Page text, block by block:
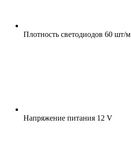
Плотность светодиодов 60 шт/м
Напряжение питания 12 V